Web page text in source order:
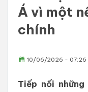
Á vì một
chính
10/06/2026 - 07:26
Tiếp nối